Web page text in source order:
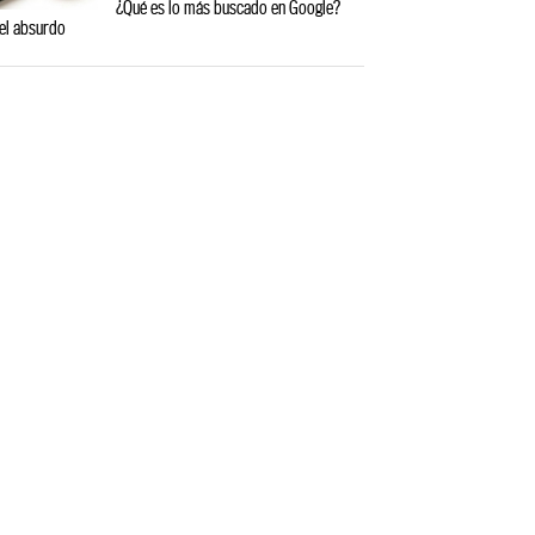
¿Qué es lo más buscado en Google?
absurdo